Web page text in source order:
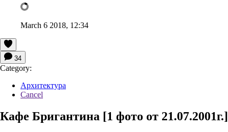
March 6 2018, 12:34
34
Category:
Архитектура
Cancel
Кафе Бригантина [1 фото от 21.07.2001г.]